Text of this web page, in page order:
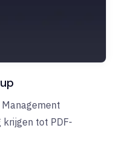
tot PDF-